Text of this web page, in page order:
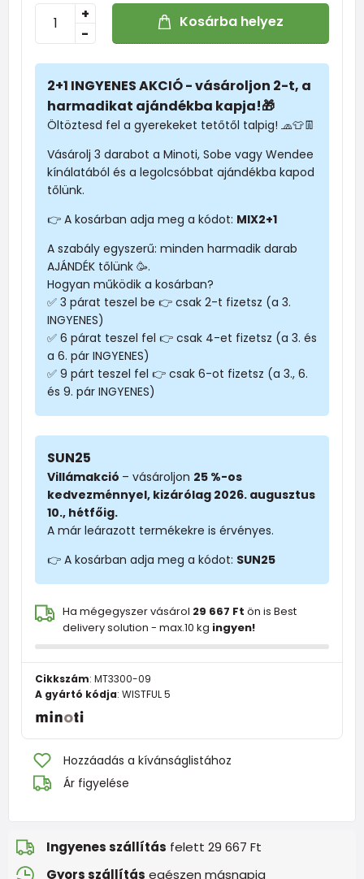
-
+ Kosárba helyez
2+1 INGYENES AKCIÓ - vásároljon 2-t, a
harmadikat ajándékba kapja!🎁
Öltöztesd fel a gyerekeket tetőtől talpig! 🧢👕👖
Vásárolj 3 darabot a Minoti, Sobe vagy Wendee
kínálatából és a legolcsóbbat ajándékba kapod
tőlünk.
👉 A kosárban adja meg a kódot: MIX2+1
A szabály egyszerű: minden harmadik darab
AJÁNDÉK tőlünk 🥳.
Hogyan működik a kosárban?
✅ 3 párat teszel be 👉 csak 2-t fizetsz (a 3.
INGYENES)
✅ 6 párat teszel fel 👉 csak 4-et fizetsz (a 3. és
a 6. pár INGYENES)
✅ 9 párt teszel fel 👉 csak 6-ot fizetsz (a 3., 6.
és 9. pár INGYENES)
SUN25
Villámakció – vásároljon 25 %-os
kedvezménnyel, kizárólag 2026. augusztus
10., hétfőig.
A már leárazott termékekre is érvényes.
👉 A kosárban adja meg a kódot: SUN25
Ha mégegyszer vásárol 29 667 Ft ön is Best
delivery solution - max.10 kg ingyen!
Cikkszám: MT3300-09
A gyártó kódja: WISTFUL 5
Hozzáadás a kívánságlistához
Ár figyelése
Ingyenes szállítás felett 29 667 Ft
Gyors szállítás egészen másnapig